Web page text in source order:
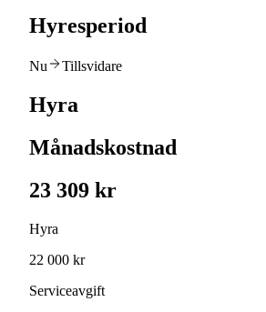
Hyresperiod
Nu Tillsvidare
Hyra
Månadskostnad
23 309 kr
Hyra
22 000 kr
Serviceavgift